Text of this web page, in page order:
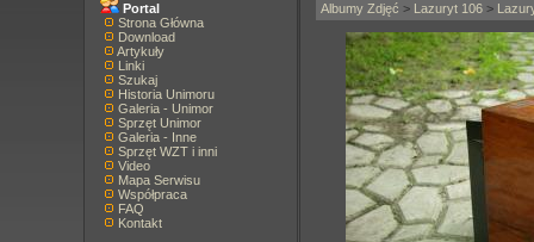
Portal
Strona Główna
Download
Artykuły
Linki
Szukaj
Historia Unimoru
Galeria - Unimor
Sprzęt Unimor
Galeria - Inne
Sprzęt WZT i inni
Video
Mapa Serwisu
Współpraca
FAQ
Kontakt
Albumy Zdjęć > Lazuryt 106 >